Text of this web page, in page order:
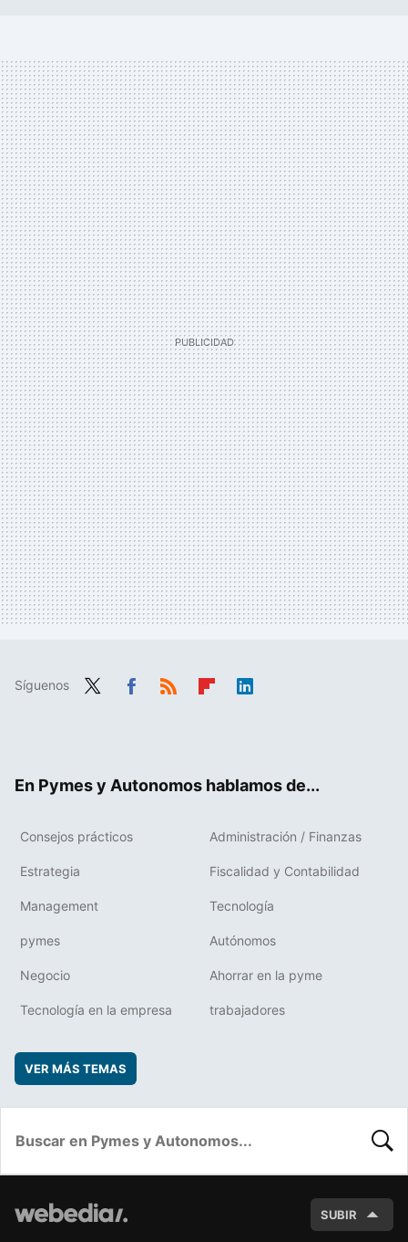
Síguenos
En Pymes y Autonomos hablamos de...
Consejos prácticos Administración / Finanzas
Estrategia Fiscalidad y Contabilidad
Management Tecnología
pymes Autónomos
Negocio Ahorrar en la pyme
Tecnología en la empresa trabajadores
VER MÁS TEMAS
SUBIR